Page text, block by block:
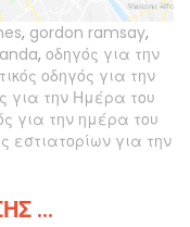
, gordon ramsay,
, οδηγός για την
οδηγός για την
για την Ημέρα του
για την ημέρα του
εστιατορίων για την
...